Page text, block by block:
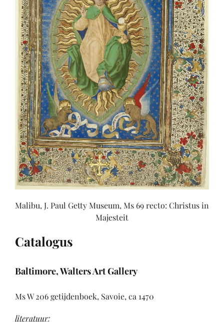
Malibu, J. Paul Getty Museum, Ms 69 recto: Christus in
Majesteit
Catalogus
Baltimore, Walters Art Gallery
Ms W 206 getijdenboek, Savoie, ca 1470
literatuur: